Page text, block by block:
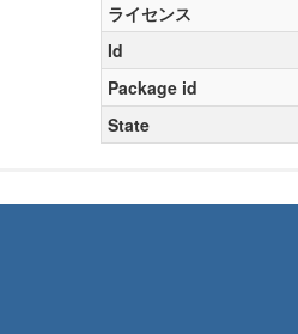
ライセンス
Id
Package id
State